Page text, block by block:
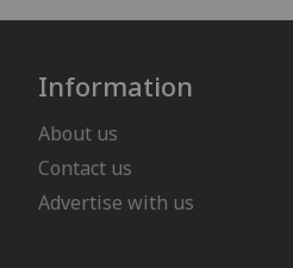
Information
About us
Contact us
Advertise with us